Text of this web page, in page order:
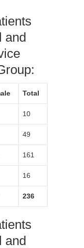
and
Total
10
49
161
16
236
and